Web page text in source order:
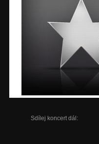
Sdílej koncert dál: